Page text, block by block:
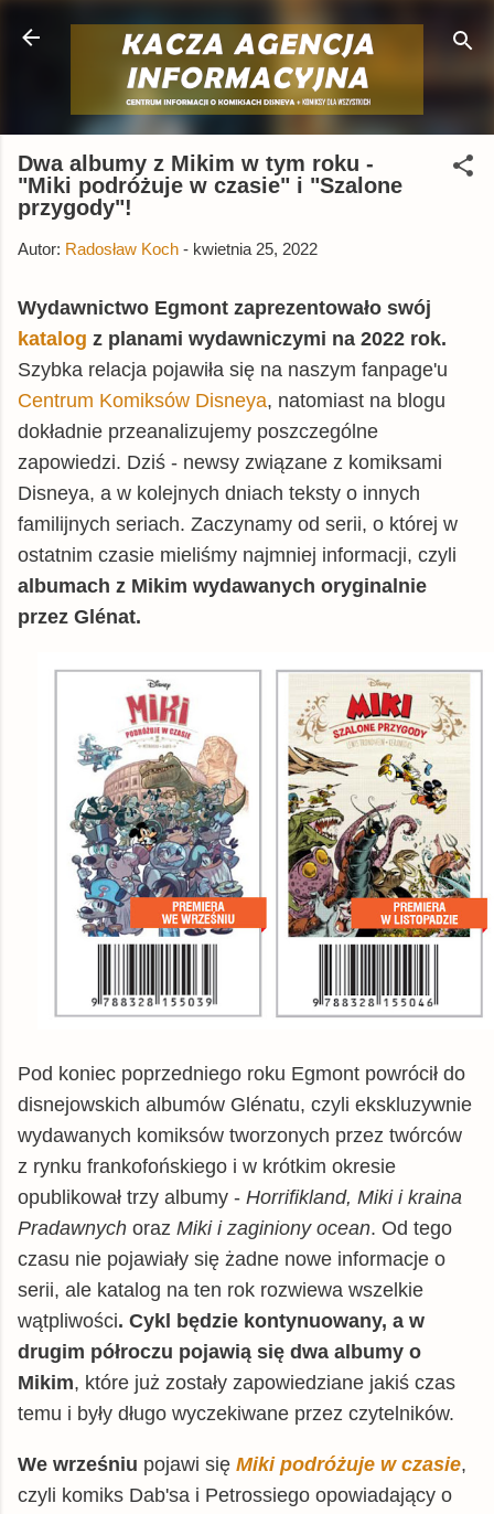
Przejdź do głównej zawartości
Dwa albumy z Mikim w tym roku -
"Miki podróżuje w czasie" i "Szalone
przygody"!
Autor: Radosław Koch - kwietnia 25, 2022
Wydawnictwo Egmont zaprezentowało swój
katalog z planami wydawniczymi na 2022 rok.
Szybka relacja pojawiła się na naszym fanpage'u
Centrum Komiksów Disneya, natomiast na blogu
dokładnie przeanalizujemy poszczególne
zapowiedzi. Dziś - newsy związane z komiksami
Disneya, a w kolejnych dniach teksty o innych
familijnych seriach. Zaczynamy od serii, o której w
ostatnim czasie mieliśmy najmniej informacji, czyli
albumach z Mikim wydawanych oryginalnie
przez Glénat.
Pod koniec poprzedniego roku Egmont powrócił do
disnejowskich albumów Glénatu, czyli ekskluzywnie
wydawanych komiksów tworzonych przez twórców
z rynku frankofońskiego i w krótkim okresie
opublikował trzy albumy - Horrifikland, Miki i kraina
Pradawnych oraz Miki i zaginiony ocean. Od tego
czasu nie pojawiały się żadne nowe informacje o
serii, ale katalog na ten rok rozwiewa wszelkie
wątpliwości. Cykl będzie kontynuowany, a w
drugim półroczu pojawią się dwa albumy o
Mikim, które już zostały zapowiedziane jakiś czas
temu i były długo wyczekiwane przez czytelników.
We wrześniu pojawi się Miki podróżuje w czasie,
czyli komiks Dab'sa i Petrossiego opowiadający o